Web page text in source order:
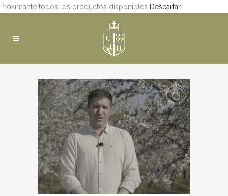
Próximante todos los productos disponibles Descartar